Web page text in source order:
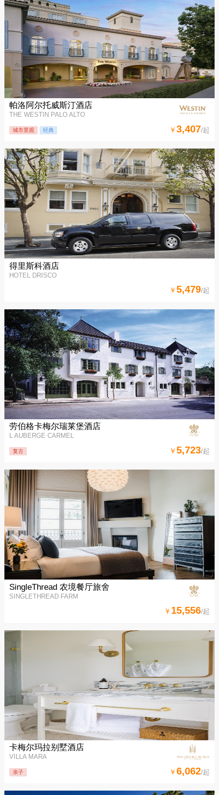
帕洛阿尔托威斯汀酒店
THE WESTIN PALO ALTO
城市景观 经典 ￥3,407/起
得里斯科酒店
HOTEL DRISCO
￥5,479/起
劳伯格卡梅尔瑞莱堡酒店
L AUBERGE CARMEL
复古 ￥5,723/起
SingleThread 农境餐厅旅舍
SINGLETHREAD FARM
￥ 15,556/起
卡梅尔玛拉别墅酒店
VILLA MARA
亲子 ￥6,062/起